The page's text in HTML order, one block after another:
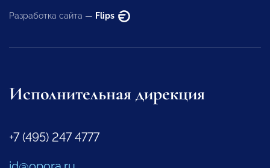
Разработка сайта — Flips
Исполнительная дирекция
+7 (495) 247 4777